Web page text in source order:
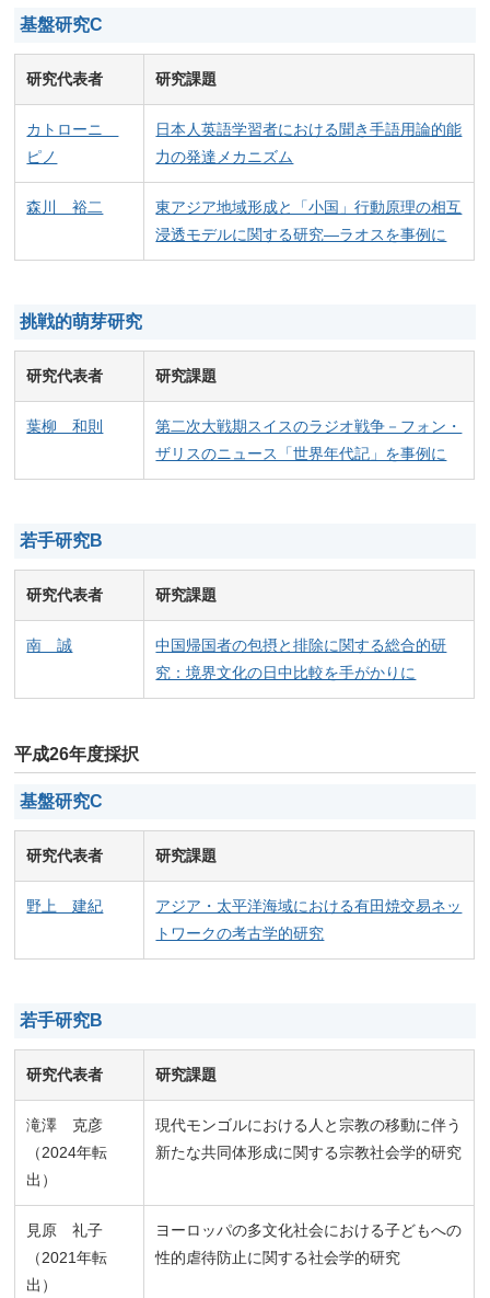
基盤研究C
研究代表者 研究課題
カトローニ
ピノ
日本人英語学習者における聞き手語用論的能
力の発達メカニズム
森川 裕二
東アジア地域形成と「小国」行動原理の相互
浸透モデルに関する研究―ラオスを事例に
挑戦的萌芽研究
研究代表者 研究課題
葉柳 和則
第二次大戦期スイスのラジオ戦争－フォン・
ザリスのニュース「世界年代記」を事例に
若手研究B
研究代表者 研究課題
南 誠
中国帰国者の包摂と排除に関する総合的研
究：境界文化の日中比較を手がかりに
平成26年度採択
基盤研究C
研究代表者 研究課題
野上 建紀
アジア・太平洋海域における有田焼交易ネッ
トワークの考古学的研究
若手研究B
研究代表者 研究課題
滝澤 克彦
（2024年転
出）
現代モンゴルにおける人と宗教の移動に伴う
新たな共同体形成に関する宗教社会学的研究
見原 礼子
（2021年転
出）
ヨーロッパの多文化社会における子どもへの
性的虐待防止に関する社会学的研究